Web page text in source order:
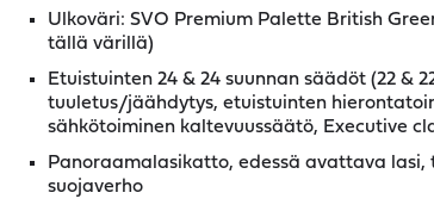
Ulkoväri: SVO Premium Palette British
tällä värillä)
Etuistuinten 24 & 24 suunnan säädöt (22 &
tuuletus/jäähdytys, etuistuinten
sähkötoiminen kaltevuussäätö, Executive
Panoraamalasikatto, edessä avattava
suojaverho